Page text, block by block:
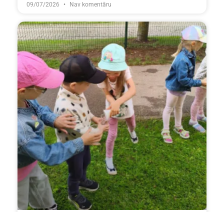
09/07/2026 Nav komentāru